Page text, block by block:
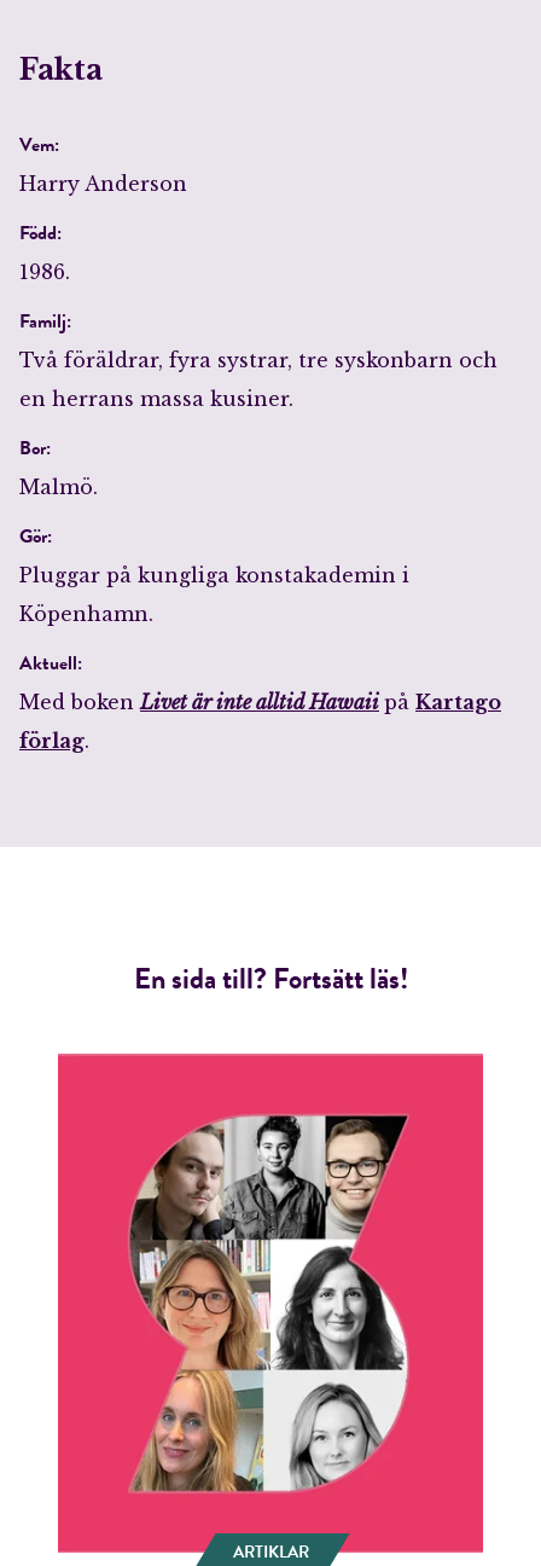
E-post*
Jag accepterar villkoren.
Fakta
Vem:
Harry Anderson
Född:
1986.
Familj:
Två föräldrar, fyra systrar, tre syskonbarn och
en herrans massa kusiner.
Bor:
Malmö.
Gör:
Pluggar på kungliga konstakademin i
Köpenhamn.
Aktuell:
Med bokenLivet är inte alltid Hawaii på Kartago
förlag.
En sida till? Fortsätt läs!
ARTIKLAR